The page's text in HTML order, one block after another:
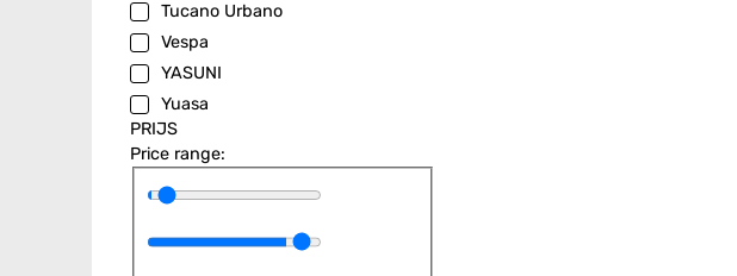
Tucano Urbano
Vespa
YASUNI
Yuasa
PRIJS
Price range: